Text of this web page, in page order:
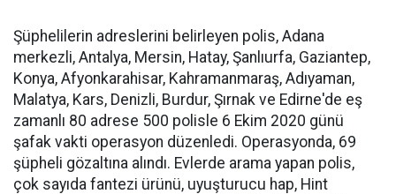
Şüphelilerin adreslerini belirleyen polis, Adana
merkezli, Antalya, Mersin, Hatay, Şanlıurfa, Gaziantep,
Konya, Afyonkarahisar, Kahramanmaraş, Adıyaman,
Malatya, Kars, Denizli, Burdur, Şırnak ve Edirne'de eş
zamanlı 80 adrese 500 polisle 6 Ekim 2020 günü
şafak vakti operasyon düzenledi. Operasyonda, 69
şüpheli gözaltına alındı. Evlerde arama yapan polis,
çok sayıda fantezi ürünü, uyuşturucu hap, Hint